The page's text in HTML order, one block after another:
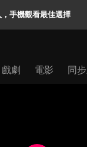
手機觀看最佳選擇
戲劇 電影 同